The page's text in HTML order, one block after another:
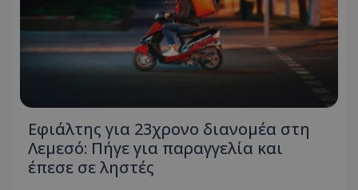
Εφιάλτης για 23χρονο διανομέα στη
Λεμεσό: Πήγε για παραγγελία και
έπεσε σε ληστές